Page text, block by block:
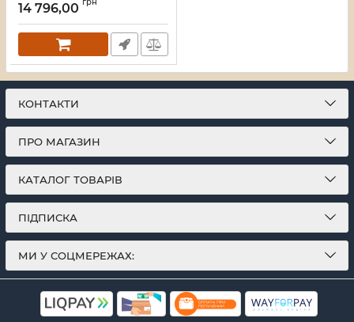
Артикул:16_118151
14 796,00
КОНТАКТИ
ПРО МАГАЗИН
КАТАЛОГ ТОВАРІВ
ПІДПИСКА
МИ У СОЦМЕРЕЖАХ: